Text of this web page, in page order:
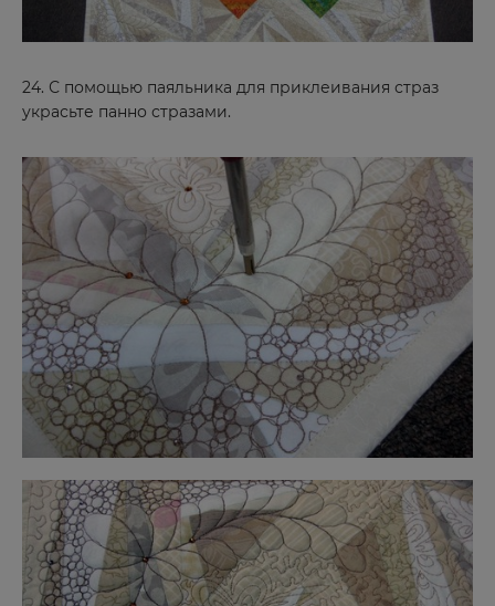
24. С помощью паяльника для приклеивания страз
украсьте панно стразами.
Реутов
Ростов-на-Дону
С
Саки
Салават
Самара
Санкт-Петербург
Саранск
Сарапул
Саратов
Светлоград
Себеж
Севастополь